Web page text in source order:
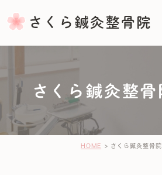
さくら鍼灸整
HOME さくら鍼灸整骨